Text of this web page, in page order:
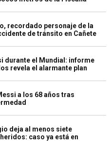
recordado personaje de la
de tránsito en Cañete
durante el Mundial: informe
revela el alarmante plan
a los 68 años tras
deja al menos siete
caso ya está en